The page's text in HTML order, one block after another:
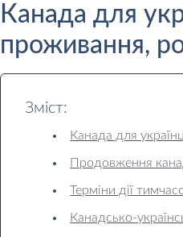
Канада для
проживання,
Зміст:
Канада для
Продовження
Терміни дії
Канадсько-